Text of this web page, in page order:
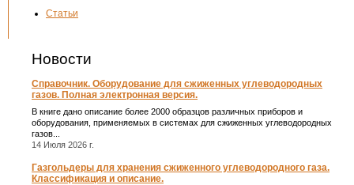
Статьи
Новости
Справочник. Оборудование для сжиженных углеводородных
газов. Полная электронная версия.
В книге дано описание более 2000 образцов различных приборов и
оборудования, применяемых в системах для сжиженных углеводородных
газов...
14 Июля 2026 г.
Газгольдеры для хранения сжиженного углеводородного газа.
Классификация и описание.